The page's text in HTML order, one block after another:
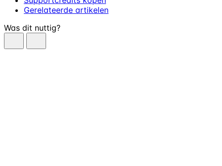
Gerelateerde artikelen
Was dit nuttig?